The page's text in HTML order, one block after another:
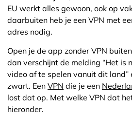
EU werkt alles gewoon, ook op
daarbuiten heb je een VPN met
adres nodig.
Open je de app zonder VPN
dan verschijnt de melding “Het is
video af te spelen vanuit dit land”
zwart. EenVPN die je een
lost dat op. Met welke VPN dat
hieronder.